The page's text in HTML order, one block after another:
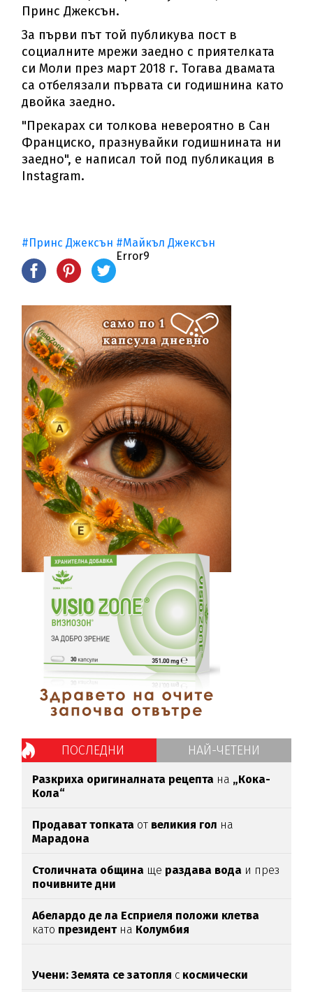
Принс Джексън.
За първи път той публикува пост в
социалните мрежи заедно с приятелката
си Моли през март 2018 г. Тогава двамата
са отбелязали първата си годишнина като
двойка заедно.
"Прекарах си толкова невероятно в Сан
Франциско, празнувайки годишнината ни
заедно", е написал той под публикация в
Instagram.
#Принс Джексън #Майкъл Джексън
Error9
ПОСЛЕДНИ НАЙ-ЧЕТЕНИ
Разкриха оригиналната рецепта на „Кока-
Кола“
Продават топката от великия гол на
Марадона
Столичната община ще раздава вода и през
почивните дни
Абелардо де ла Есприеля положи клетва
като президент на Колумбия
Учени: Земята се затопля с космически